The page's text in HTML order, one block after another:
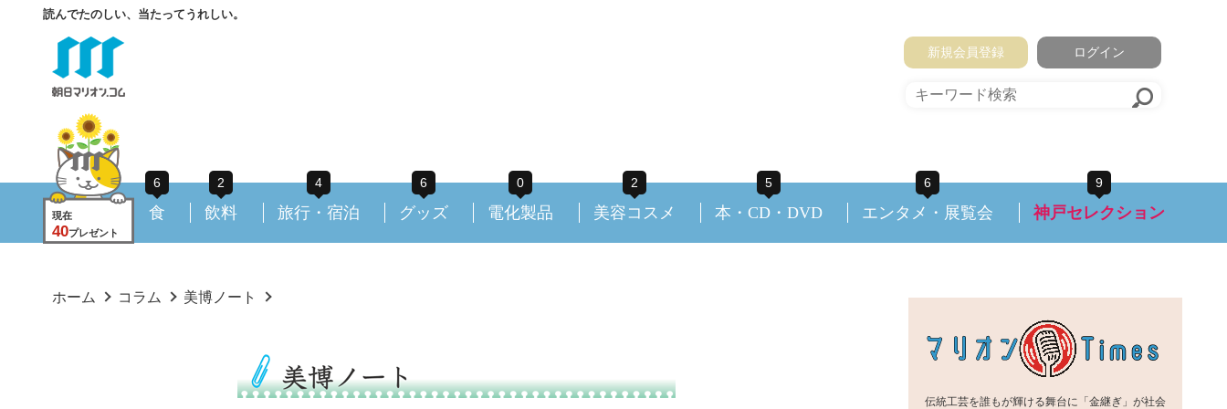
読んでたのしい、当たってうれしい。
新規会員登録 ログイン
現在
40プレゼント
6
食
2
飲料
4
旅行・宿泊
6
グッズ
0
電化製品
2
美容コスメ
5
本・CD・DVD
6
エンタメ・展覧会
9
神戸セレクション
ホーム コラム 美博ノート
伝統工芸を誰もが輝ける舞台に「金継ぎ」が社会